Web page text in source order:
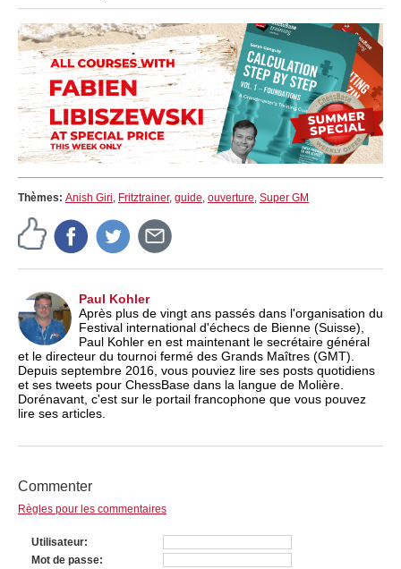
Thèmes: Anish Giri, Fritztrainer, guide, ouverture, Super GM
Paul Kohler
Après plus de vingt ans passés dans l'organisation du
Festival international d'échecs de Bienne (Suisse),
Paul Kohler en est maintenant le secrétaire général
et le directeur du tournoi fermé des Grands Maîtres (GMT).
Depuis septembre 2016, vous pouviez lire ses posts quotidiens
et ses tweets pour ChessBase dans la langue de Molière.
Dorénavant, c'est sur le portail francophone que vous pouvez
lire ses articles.
Commenter
Règles pour les commentaires
Utilisateur
Mot de passe